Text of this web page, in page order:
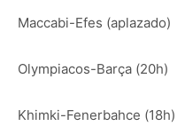
Maccabi-Efes (aplazado)
Olympiacos-Barça (20h)
Khimki-Fenerbahce (18h)